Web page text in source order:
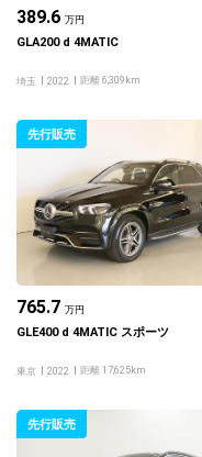
389.6 万円
GLA200 d 4MATIC
埼玉 2022 距離 6,309km
先行販売
765.7 万円
GLE400 d 4MATIC スポーツ
東京 2022 距離 17,625km
先行販売